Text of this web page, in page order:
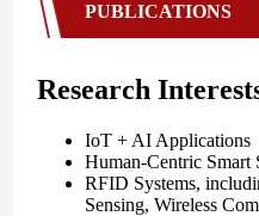
PUBLICATIONS